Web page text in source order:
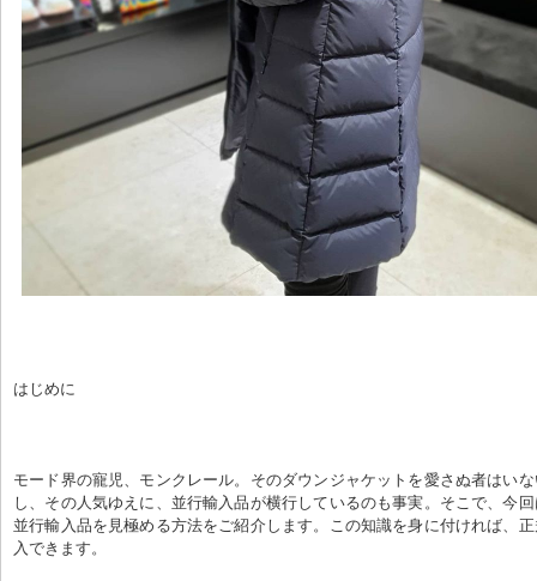
はじめに
モード界の寵児、モンクレール。そのダウンジャケットを愛さぬ者はい
し、その人気ゆえに、並行輸入品が横行しているのも事実。そこで、今
並行輸入品を見極める方法をご紹介します。この知識を身に付ければ、
入できます。